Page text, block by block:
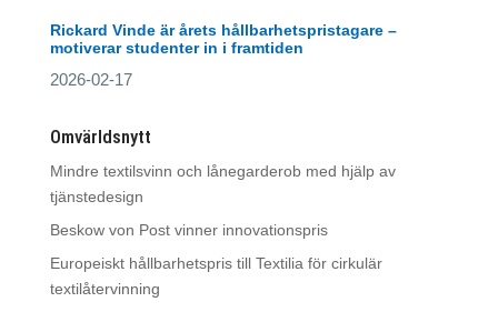
Rickard Vinde är årets hållbarhetspristagare –
motiverar studenter in i framtiden
2026-02-17
Omvärldsnytt
Mindre textilsvinn och lånegarderob med hjälp av
tjänstedesign
Beskow von Post vinner innovationspris
Europeiskt hållbarhetspris till Textilia för cirkulär
textilåtervinning